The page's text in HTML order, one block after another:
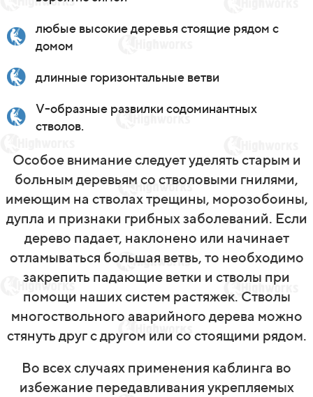
любые высокие деревья стоящие рядом с
домом
длинные горизонтальные ветви
V-образные развилки содоминантных
стволов.
Особое внимание следует уделять старым и
больным деревьям со стволовыми гнилями,
имеющим на стволах трещины, морозобоины,
дупла и признаки грибных заболеваний. Если
дерево падает, наклонено или начинает
отламываться большая ветвь, то необходимо
закрепить падающие ветки и стволы при
помощи наших систем растяжек. Стволы
многоствольного аварийного дерева можно
стянуть друг с другом или cо стоящими рядом.
Во всех случаях применения каблинга во
избежание передавливания укрепляемых